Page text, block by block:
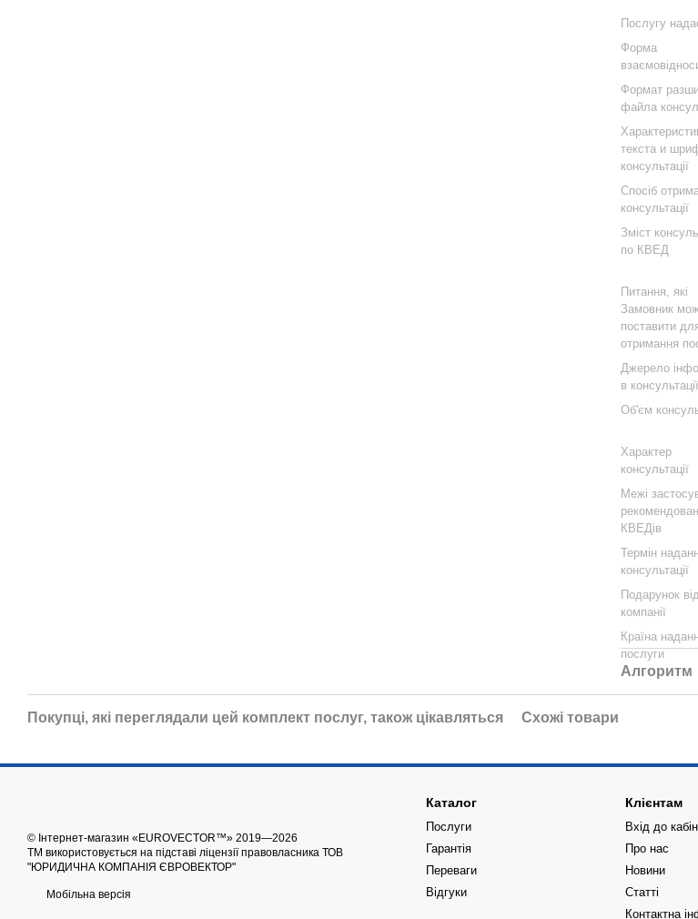
Послугу
Форма
Формат
файла
текста и
консультації
Спосіб
консультації
Зміст
по КВЕД
Питання, які
Замовник
поставити
отримання
Джерело
в консультації
Об'єм
Характер
консультації
Межі
КВЕДів
Термін
консультації
Подарунок
компанії
Країна
послуги
Алгоритм
Покупці, які переглядали цей комплект послуг, також цікавляться Схожі товари
© Інтернет-магазин «EUROVECTOR™» 2019—2026
ТМ використовується на підставі ліцензії правовласника ТОВ
"ЮРИДИЧНА КОМПАНІЯ ЄВРОВЕКТОР"
Мобільна версія
Каталог
Послуги
Гарантія
Переваги
Відгуки
Клієнтам
Вхід до
Про нас
Новини
Статті
Контактна